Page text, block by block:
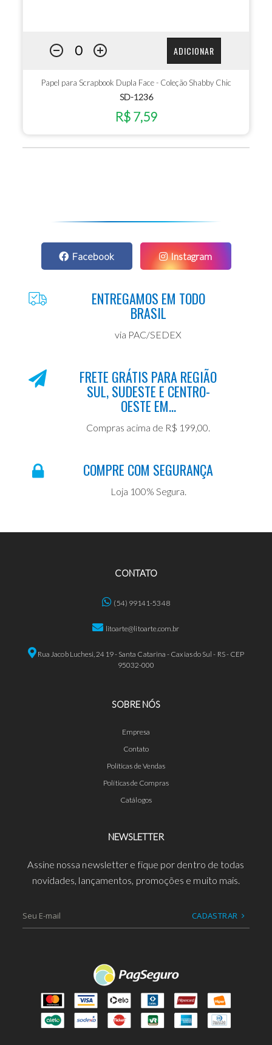
ADICIONAR
Papel para Scrapbook Dupla Face - Coleção Shabby Chic
SD-1236
R$ 7,59
Facebook Instagram
ENTREGAMOS EM TODO
BRASIL
via PAC/SEDEX
FRETE GRÁTIS PARA REGIÃO
SUL, SUDESTE E CENTRO-
OESTE EM...
Compras acima de R$ 199,00.
COMPRE COM SEGURANÇA
Loja 100% Segura.
CONTATO
(54) 99141-5348
litoarte@litoarte.com.br
Rua Jacob Luchesi, 2419 - Santa Catarina - Caxias do Sul - RS - CEP
95032-000
SOBRE NÓS
Empresa
Contato
Políticas de Vendas
Políticas de Compras
Catálogos
NEWSLETTER
Assine nossa newsletter e fique por dentro de todas
novidades, lançamentos, promoções e muito mais.
CADASTRAR